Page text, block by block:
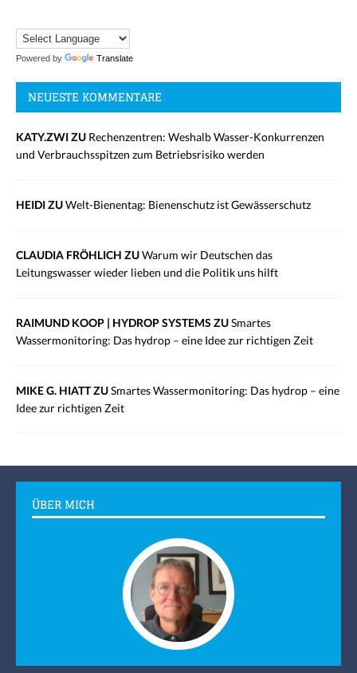
Powered by Translate
NEUESTE KOMMENTARE
KATY.ZWI ZU Rechenzentren: Weshalb Wasser-Konkurrenzen
und Verbrauchsspitzen zum Betriebsrisiko werden
HEIDI ZUWelt-Bienentag: Bienenschutz ist Gewässerschutz
CLAUDIA FRÖHLICH ZUWarum wir Deutschen das
Leitungswasser wieder lieben und die Politik uns hilft
RAIMUND KOOP | HYDROP SYSTEMS ZUSmartes
Wassermonitoring: Das hydrop – eine Idee zur richtigen Zeit
MIKE G. HIATT ZUSmartes Wassermonitoring: Das hydrop – eine
Idee zur richtigen Zeit
ÜBER MICH